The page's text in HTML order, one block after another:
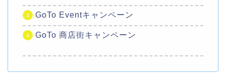
GoTo Eventキャンペーン
GoTo 商店街キャンペーン